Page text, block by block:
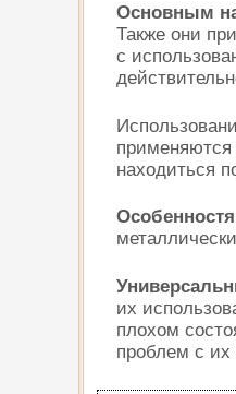
Основным
Также они
с
применяются
находиться
их
плохом
проблем с их